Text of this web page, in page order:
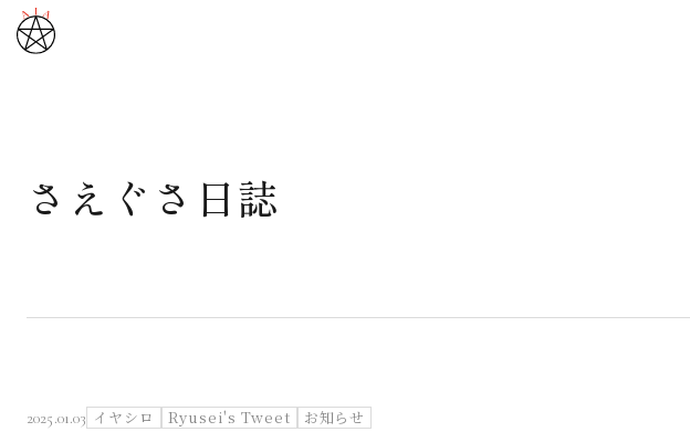
武道と医道
さえぐさ日誌
さえぐさ日誌
2025.01.03 イヤシロ Ryusei's Tweet お知らせ